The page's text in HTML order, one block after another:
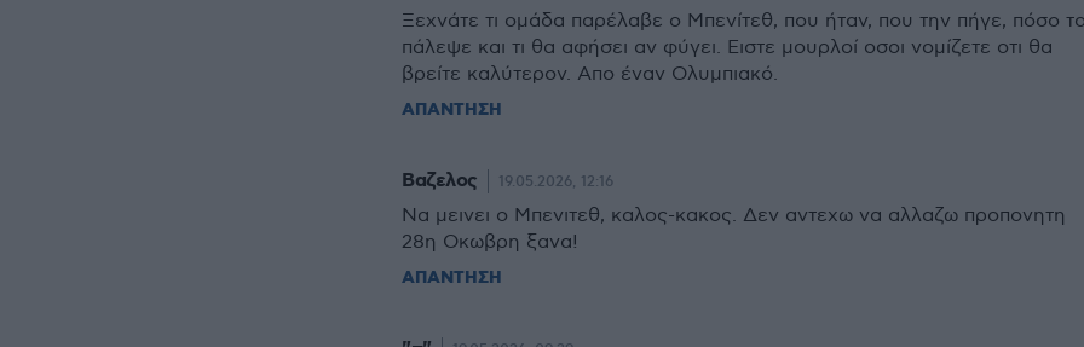
Ξεχνάτε τι ομάδα παρέλαβε ο Μπενίτεθ, που ήταν, που την πήγε, πόσο
πάλεψε και τι θα αφήσει αν φύγει. Ειστε μουρλοί οσοι νομίζετε οτι θα
βρείτε καλύτερον. Απο έναν Ολυμπιακό.
ΑΠΑΝΤΗΣΗ
Βαζελος 19.05.2026, 12:16
Να μεινει ο Μπενιτεθ, καλος-κακος. Δεν αντεχω να αλλαζω προπονητη
28η Οκωβρη ξανα!
ΑΠΑΝΤΗΣΗ